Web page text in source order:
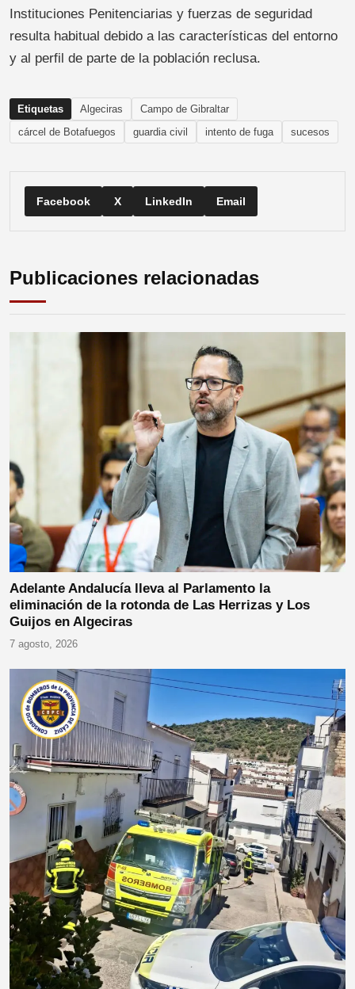
Instituciones Penitenciarias y fuerzas de seguridad
resulta habitual debido a las características del entorno
y al perfil de parte de la población reclusa.
Etiquetas Algeciras
Campo de Gibraltar
cárcel de Botafuegos
guardia civil intento de fuga sucesos
Facebook X LinkedIn Email
Publicaciones relacionadas
Adelante Andalucía lleva al Parlamento la
eliminación de la rotonda de Las Herrizas y Los
Guijos en Algeciras
7 agosto, 2026